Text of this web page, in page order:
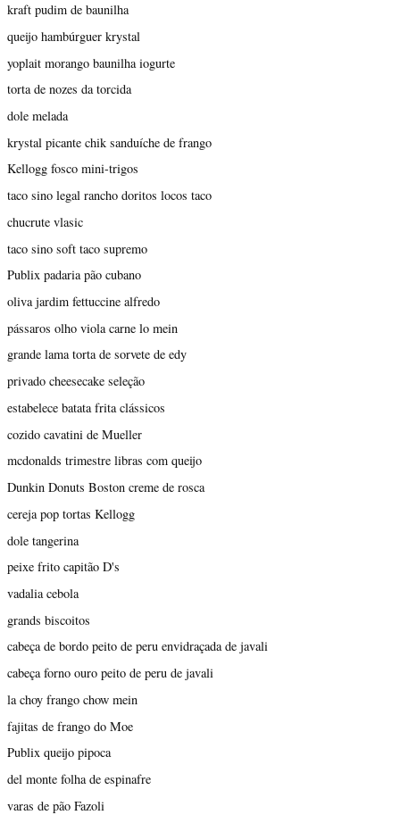
kraft pudim de baunilha
queijo hambúrguer krystal
yoplait morango baunilha iogurte
torta de nozes da torcida
dole melada
krystal picante chik sanduíche de frango
Kellogg fosco mini-trigos
taco sino legal rancho doritos locos taco
chucrute vlasic
taco sino soft taco supremo
Publix padaria pão cubano
oliva jardim fettuccine alfredo
pássaros olho viola carne lo mein
grande lama torta de sorvete de edy
privado cheesecake seleção
estabelece batata frita clássicos
cozido cavatini de Mueller
mcdonalds trimestre libras com queijo
Dunkin Donuts Boston creme de rosca
cereja pop tortas Kellogg
dole tangerina
peixe frito capitão D's
vadalia cebola
grands biscoitos
cabeça de bordo peito de peru envidraçada de javali
cabeça forno ouro peito de peru de javali
la choy frango chow mein
fajitas de frango do Moe
Publix queijo pipoca
del monte folha de espinafre
varas de pão Fazoli